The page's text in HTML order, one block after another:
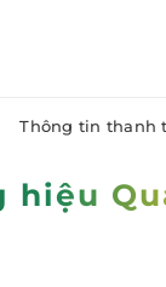
Thông tin thanh
hiệu